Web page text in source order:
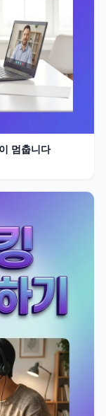
멈춥니다